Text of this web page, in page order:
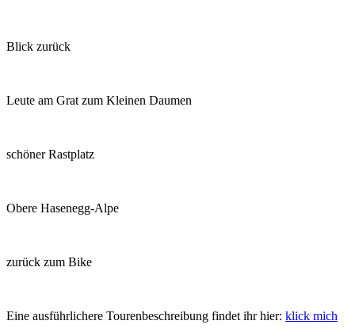
Blick zurück
Leute am Grat zum Kleinen Daumen
schöner Rastplatz
Obere Hasenegg-Alpe
zurück zum Bike
Eine ausführlichere Tourenbeschreibung findet ihr hier: klick mich